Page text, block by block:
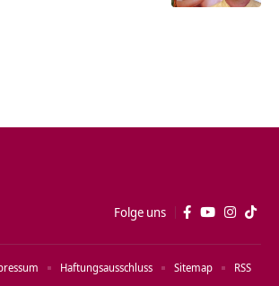
Folge uns
Haftungsausschluss Sitemap RSS